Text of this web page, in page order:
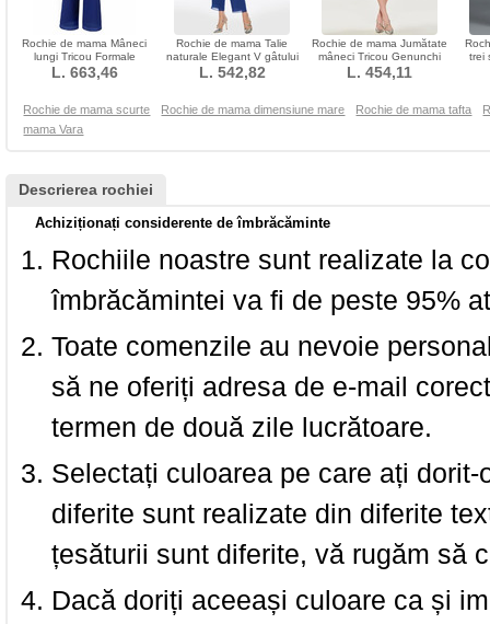
Rochie de mama Mâneci
lungi Tricou Formale
Cascadorie cascadă
L. 663,46
Rochie de mama Talie
naturale Elegant V gâtului
Costum Lungime de glezna
L. 542,82
Rochie de mama Jumătate
mâneci Tricou Genunchi
lungime Banchet
L. 454,11
trei
Rochie de mama scurte Rochie de mama dimensiune mare Rochie de mama tafta
mama Vara
Descrierea rochiei
Achiziționați considerente de îmbrăcăminte
Rochiile noastre sunt realizate la
îmbrăcămintei va fi de peste 95%
Toate comenzile au nevoie
să ne oferiți adresa de e-mail
termen de două zile lucrătoare.
Selectați culoarea pe care ați
diferite sunt realizate din diferite
țesăturii sunt diferite, vă rugăm să
Dacă doriți aceeași culoare ca și